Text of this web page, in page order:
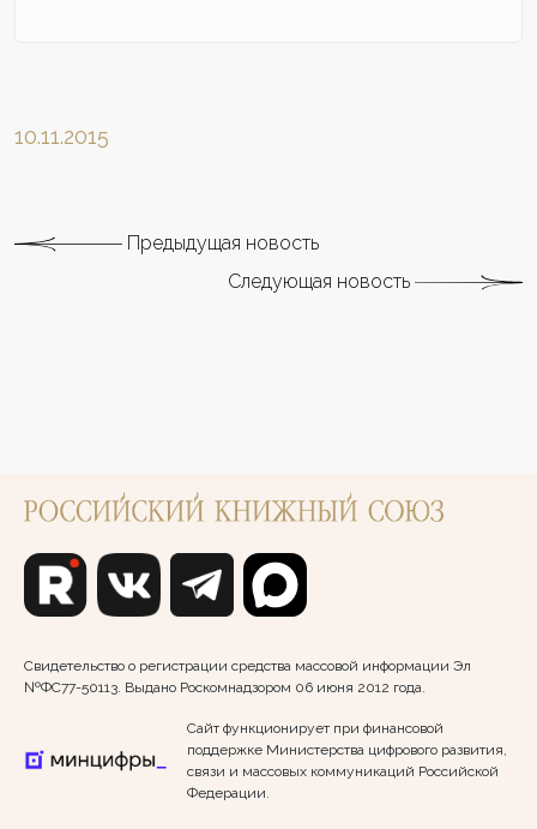
10.11.2015
Предыдущая новость
Следующая новость
Свидетельство о регистрации средства массовой информации Эл
№ФС77-50113. Выдано Роскомнадзором 06 июня 2012 года.
Сайт функционирует при финансовой
поддержке Министерства цифрового развития,
связи и массовых коммуникаций Российской
Федерации.